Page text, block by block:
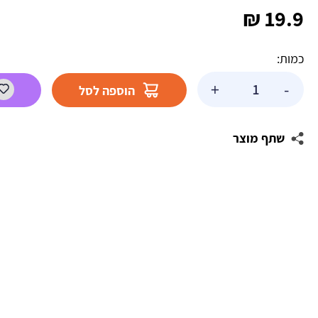
19.9
₪
כמות:
-
של
עין
+ הוספה לסל
שתף מוצר